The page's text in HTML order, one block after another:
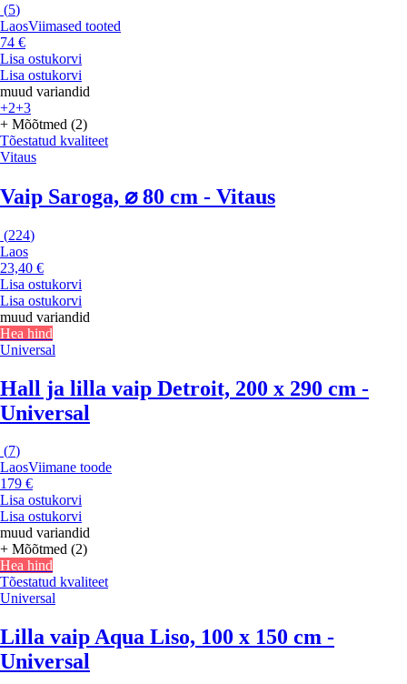
(5)
LaosViimased tooted
74 €
Lisa ostukorvi
Lisa ostukorvi
muud variandid
+2+3
+ Mõõtmed (2)
Tõestatud kvaliteet
Vitaus
Vaip Saroga, ⌀ 80 cm - Vitaus
(224)
Laos
23,40 €
Lisa ostukorvi
Lisa ostukorvi
muud variandid
Hea hind
Universal
Hall ja lilla vaip Detroit, 200 x 290 cm -
Universal
(7)
LaosViimane toode
179 €
Lisa ostukorvi
Lisa ostukorvi
muud variandid
+ Mõõtmed (2)
Hea hind
Tõestatud kvaliteet
Universal
Lilla vaip Aqua Liso, 100 x 150 cm -
Universal